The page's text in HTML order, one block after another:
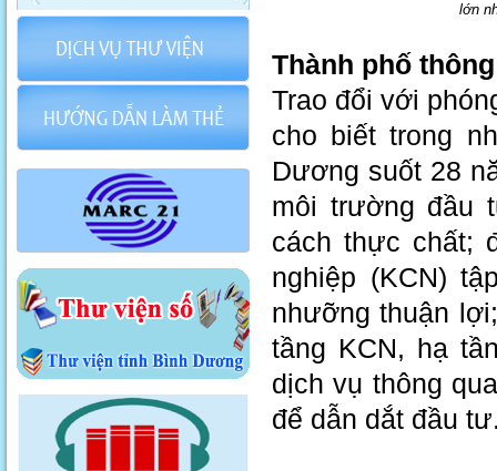
lớn
Thành phố
Trao đổi với
cho biết trong
Dương suốt 28
môi trường đầu
cách thực chất;
nghiệp (KCN)
nhưỡng thuận
tầng KCN, hạ
dịch vụ thông
để dẫn dắt đầu